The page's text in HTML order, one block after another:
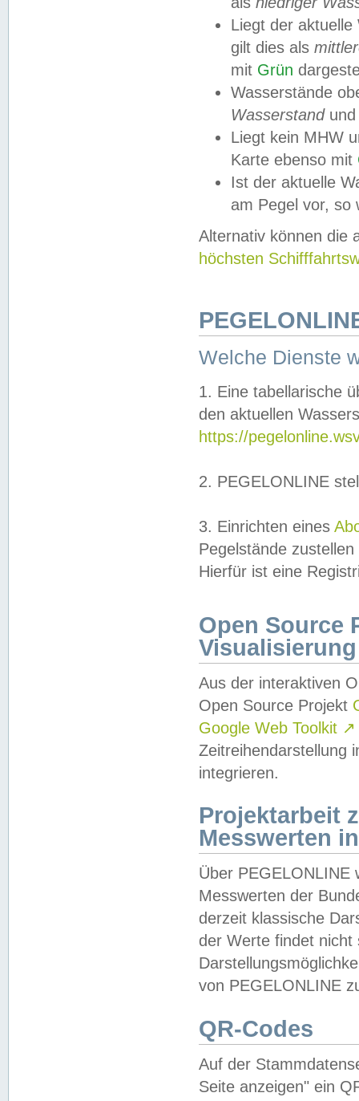
Liegt der
gilt dies als
mit Grün
Wasserstände
Wasserstandund
Liegt kein MHW
Karte ebenso mit
Ist der aktuelle
am Pegel vor,
Alternativ können die
höchsten
Welche Dienste
1. Eine tabellarische
den aktuellen
https://
2. PEGELONLINE
3. Einrichten eines
Pegelstände
Hierfür ist eine
Open Source
Visualisierung
Aus der interaktiven
Open Source Projekt
Google Web Toolkit ↗
Zeitreihendarstellung
integrieren.
Projektarbeit
Messwerten
Über PEGELONLINE
Messwerten der
derzeit klassische
der Werte findet
von PEGELONLINE
QR-Codes
Auf der
Seite anzeigen" ein